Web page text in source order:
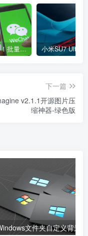
微信官宣瘦身！批量清理原图新功能来了 安卓、iOS均可使用
下一篇
v2.1.1开源图片压
缩神器-绿色版